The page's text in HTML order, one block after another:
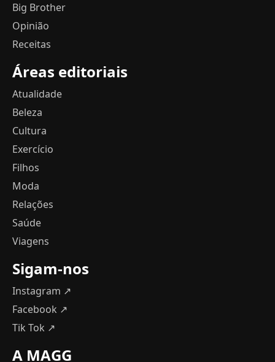
Big Brother
Opinião
Receitas
Áreas editoriais
Atualidade
Beleza
Cultura
Exercício
Filhos
Moda
Relações
Saúde
Viagens
Sigam-nos
Instagram ↗
Facebook ↗
Tik Tok ↗
A MAGG